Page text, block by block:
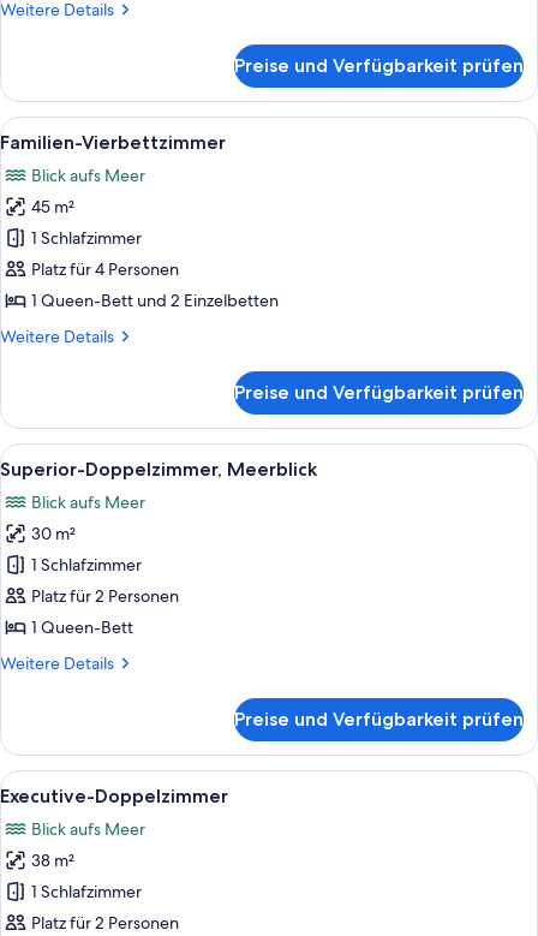
Weitere Details
Weitere
Meerblick
Preise und Verfügbarkeit prüfen
Alle
Fotos
für
Familien-
Vierbettzimmer
anzeigen
Ein modernes Hotelzimmer mit zwei
7
Familien-Vierbettzimmer
Blick aufs Meer
45 m²
1 Schlafzimmer
Platz für 4 Personen
1 Queen-Bett und 2 Einzelbetten
Weitere Details
Weitere
Vierbettzimmer
Preise und Verfügbarkeit prüfen
Alle
Fotos
für
Superior-
Doppelzimmer,
Meerblick
anzeigen
Ein modernes Hotelzimmer mit
5
Superior-Doppelzimmer, Meerblick
Blick aufs Meer
30 m²
1 Schlafzimmer
Platz für 2 Personen
1 Queen-Bett
Weitere Details
Weitere
Doppelzimmer,
Meerblick
Preise und Verfügbarkeit prüfen
Alle
Fotos
für
Executive-
Doppelzimmer
anzeigen
Ein modernes Hotelzimmer mit Bett,
12
Executive-Doppelzimmer
Blick aufs Meer
38 m²
1 Schlafzimmer
Platz für 2 Personen